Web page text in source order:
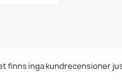
finns inga kundrecensioner